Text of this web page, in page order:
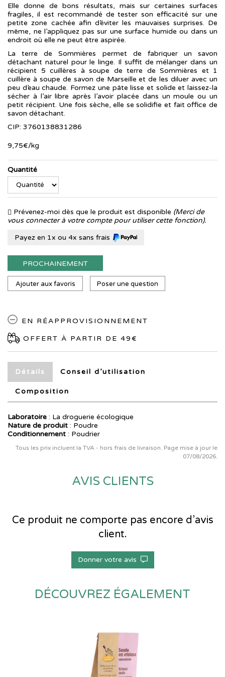
Elle donne de bons résultats, mais sur certaines surfaces
fragiles, il est recommandé de tester son efficacité sur une
petite zone cachée afin d’éviter les mauvaises surprises. De
même, ne l’appliquez pas sur une surface humide ou dans un
endroit où elle ne peut être aspirée.
La terre de Sommières permet de fabriquer un savon
détachant naturel pour le linge. Il suffit de mélanger dans un
récipient 5 cuillères à soupe de terre de Sommières et 1
cuillère à soupe de savon de Marseille et de les diluer avec un
peu d’eau chaude. Formez une pâte lisse et solide et laissez-la
sécher à l’air libre après l’avoir placée dans un moule ou un
petit récipient. Une fois sèche, elle se solidifie et fait office de
savon détachant.
CIP: 3760138831286
9,75€/kg
Quantité
Prévenez-moi dès que le produit est disponible (Merci de
vous connecter à votre compte pour utiliser cette fonction).
Payez en 1x ou 4x sans frais
PROCHAINEMENT
Ajouter aux favoris Poser une question
EN RÉAPPROVISIONNEMENT
OFFERT À PARTIR DE 49€
Détails Conseil d’utilisation
Composition
Laboratoire : La droguerie écologique
Nature de produit : Poudre
Conditionnement : Poudrier
Tous les prix incluent la TVA - hors frais de livraison. Page mise à jour le
07/08/2026.
AVIS CLIENTS
Ce produit ne comporte pas encore d’avis
client.
Donner votre avis
DÉCOUVREZ ÉGALEMENT